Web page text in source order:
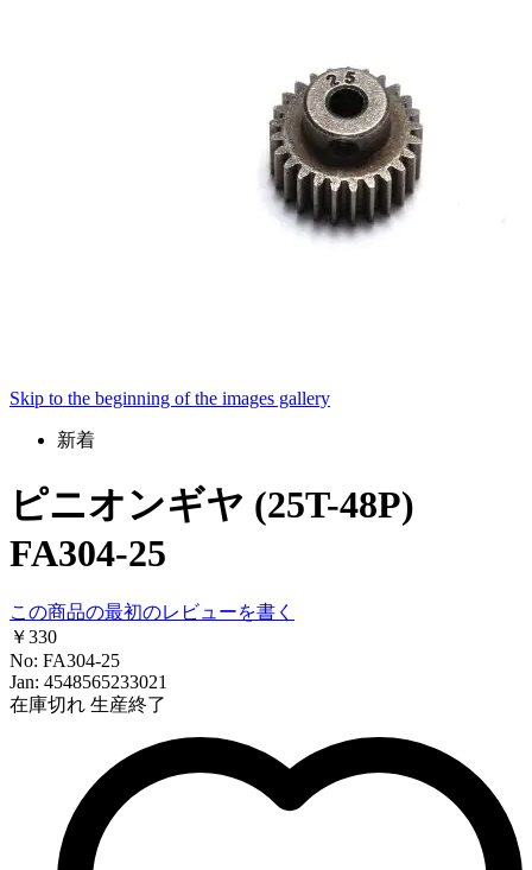
Skip to the beginning of the images gallery
新着
ピニオンギヤ (25T-48P)
FA304-25
この商品の最初のレビューを書く
￥330
No: FA304-25
Jan: 4548565233021
在庫切れ 生産終了